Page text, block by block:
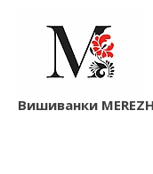
Вишиванки